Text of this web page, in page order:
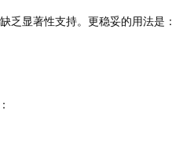
乏显著性支持。更稳妥的用法是：